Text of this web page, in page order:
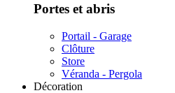
Portes et abris
Portail - Garage
Clôture
Store
Véranda - Pergola
Décoration